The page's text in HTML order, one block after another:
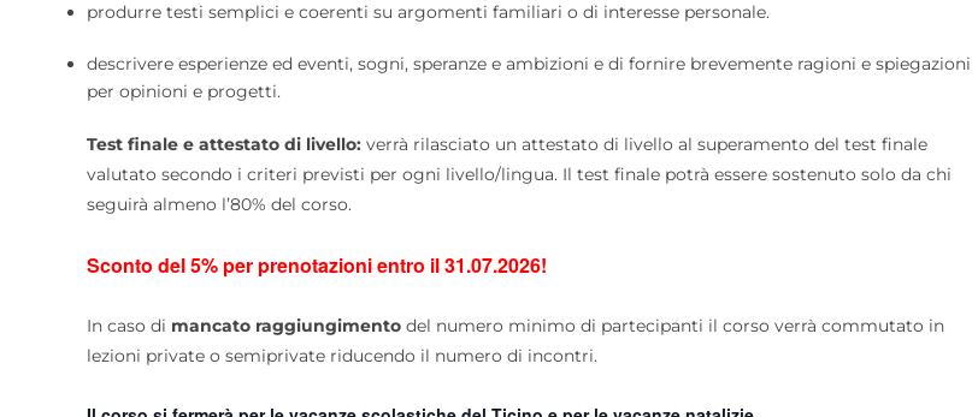
produrre testi semplici e coerenti su argomenti familiari o di interesse personale.
descrivere esperienze ed eventi, sogni, speranze e ambizioni e di fornire brevemente ragioni e spiegazioni
per opinioni e progetti.
Test finale e attestato di livello: verrà rilasciato un attestato di livello al superamento del test finale
valutato secondo i criteri previsti per ogni livello/lingua. Il test finale potrà essere sostenuto solo da chi
seguirà almeno l’80% del corso.
Sconto del 5% per prenotazioni entro il 31.07.2026!
In caso di mancato raggiungimento del numero minimo di partecipanti il corso verrà commutato in
lezioni private o semiprivate riducendo il numero di incontri.